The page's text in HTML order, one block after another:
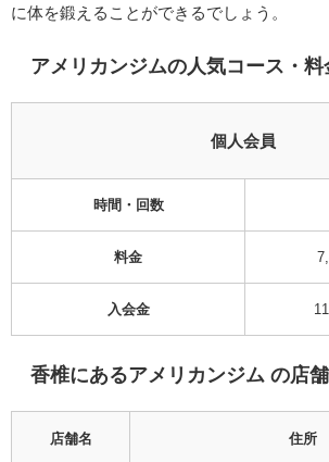
に体を鍛えることができるでしょう。
アメリカンジムの人気コース・料
個人会員
時間・回数
料金
入会金
香椎にあるアメリカンジム の店
店舗名 住所